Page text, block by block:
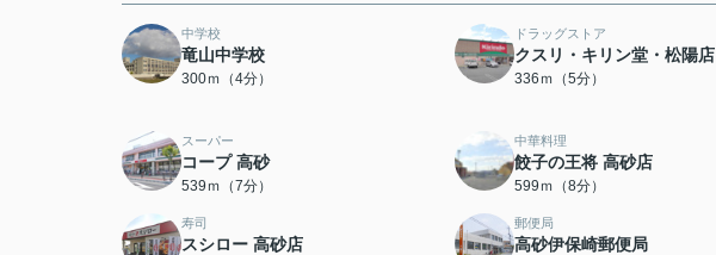
中学校
竜山中学校
300ｍ（4分）
ドラッグストア
クスリ・キリン堂・松陽店
336ｍ（5分）
スーパー
コープ 高砂
539ｍ（7分）
中華料理
餃子の王将 高砂店
599ｍ（8分）
寿司
スシロー 高砂店
郵便局
高砂伊保崎郵便局